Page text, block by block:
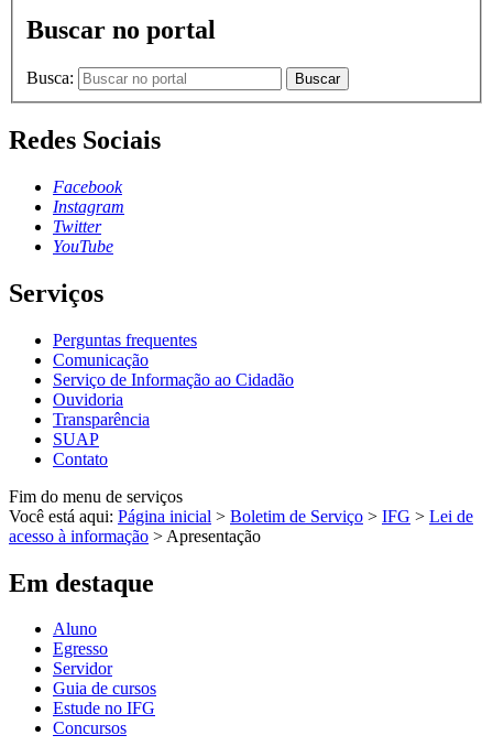
Buscar no portal
Busca: Buscar
Redes Sociais
Facebook
Instagram
Twitter
YouTube
Serviços
Perguntas frequentes
Comunicação
Serviço de Informação ao Cidadão
Ouvidoria
Transparência
SUAP
Contato
Fim do menu de serviços
Você está aqui: Página inicial > Boletim de Serviço > IFG > Lei de
acesso à informação > Apresentação
Em destaque
Aluno
Egresso
Servidor
Guia de cursos
Estude no IFG
Concursos